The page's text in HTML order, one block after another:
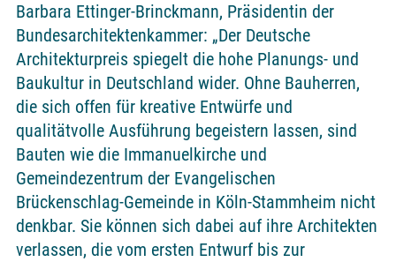
Barbara Ettinger-Brinckmann, Präsidentin der
Bundesarchitektenkammer: „Der Deutsche
Architekturpreis spiegelt die hohe Planungs- und
Baukultur in Deutschland wider. Ohne Bauherren,
die sich offen für kreative Entwürfe und
qualitätvolle Ausführung begeistern lassen, sind
Bauten wie die Immanuelkirche und
Gemeindezentrum der Evangelischen
Brückenschlag-Gemeinde in Köln-Stammheim nicht
denkbar. Sie können sich dabei auf ihre Architekten
verlassen, die vom ersten Entwurf bis zur